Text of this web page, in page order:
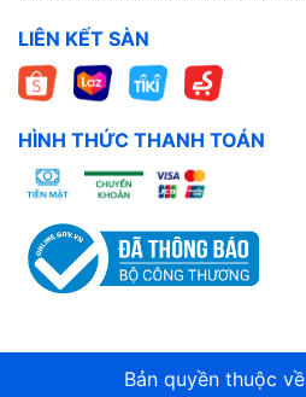
LIÊN KẾT SÀN
HÌNH THỨC THANH TOÁN
Bản quyền thuộc về